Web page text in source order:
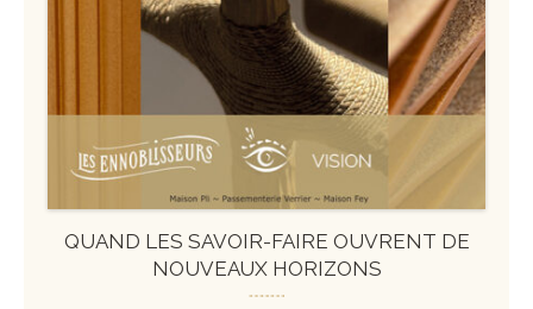
QUAND LES SAVOIR-FAIRE OUVRENT DE
NOUVEAUX HORIZONS